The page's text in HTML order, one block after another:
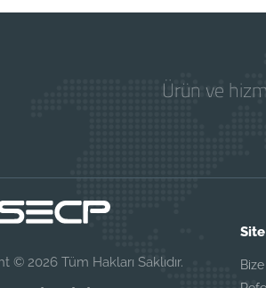
Ürün ve
© 2026 Tüm Hakları Saklıdır.